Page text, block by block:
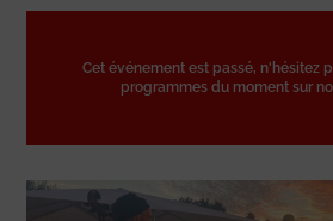
Cet événement est passé, n'hésitez
programmes du moment sur